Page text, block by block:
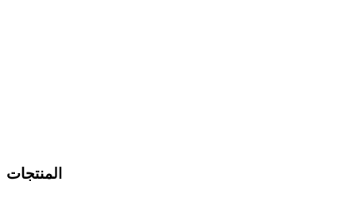
المنتجات